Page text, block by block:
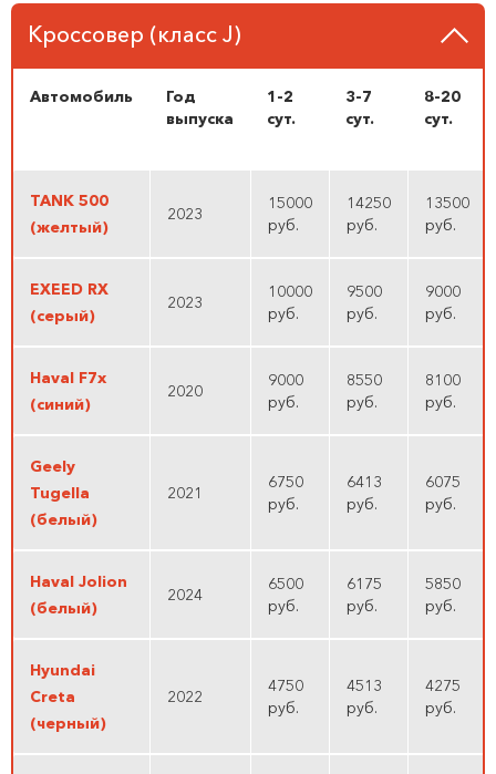
Кроссовер (класс J)
Автомобиль
Год
выпуска
1-2
cут.
3-7
cут.
8-20
cут.
TANK 500
(желтый)
2023
15000
руб.
14250
руб.
13500
руб.
EXEED RX
(серый)
2023
10000
руб.
9500
руб.
9000
руб.
Haval F7x
(синий)
2020
9000
руб.
8550
руб.
8100
руб.
Geely
Tugella
(белый)
2021
6750
руб.
6413
руб.
6075
руб.
Haval Jolion
(белый)
2024
6500
руб.
6175
руб.
5850
руб.
Hyundai
Creta
(черный)
2022
4750
руб.
4513
руб.
4275
руб.